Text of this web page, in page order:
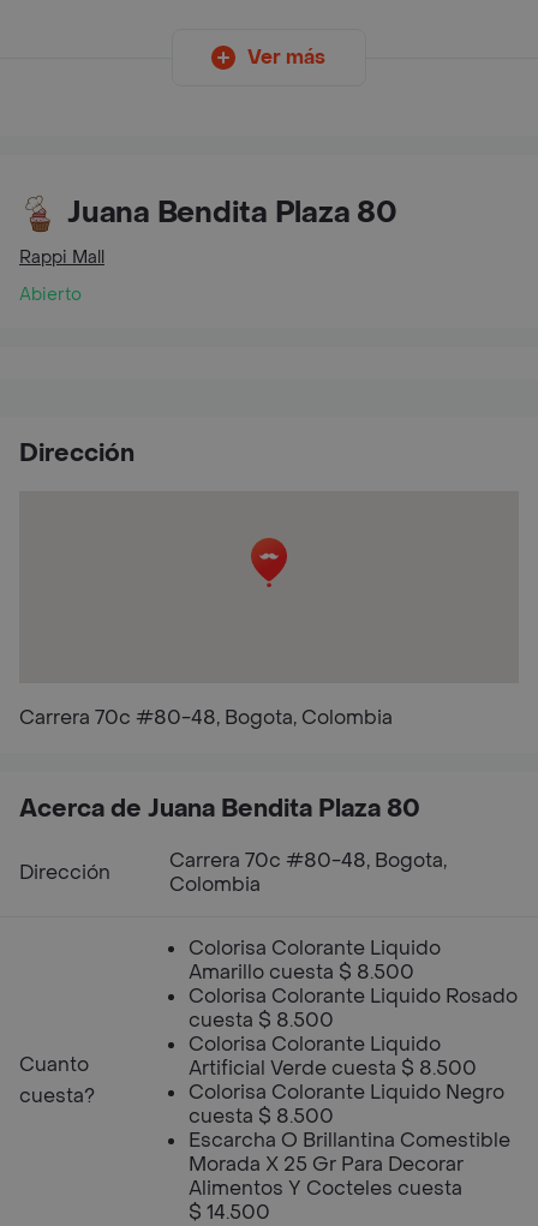
Ver más
Juana Bendita Plaza 80
Rappi Mall
Abierto
Dirección
Carrera 70c #80-48, Bogota, Colombia
Acerca de Juana Bendita Plaza 80
Dirección
Carrera 70c #80-48, Bogota,
Colombia
Cuanto
cuesta?
Colorisa Colorante Liquido
Amarillo cuesta $ 8.500
Colorisa Colorante Liquido Rosado
cuesta $ 8.500
Colorisa Colorante Liquido
Artificial Verde cuesta $ 8.500
Colorisa Colorante Liquido Negro
cuesta $ 8.500
Escarcha O Brillantina Comestible
Morada X 25 Gr Para Decorar
Alimentos Y Cocteles cuesta
$ 14.500